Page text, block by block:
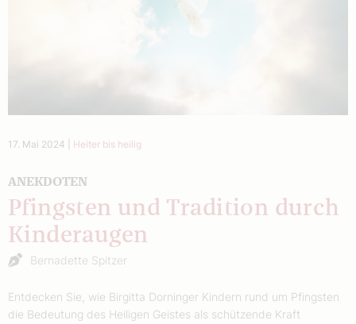
17. Mai 2024 Heiter bis heilig
ANEKDOTEN
Pfingsten und Tradition durch
Kinderaugen
Bernadette Spitzer
Entdecken Sie, wie Birgitta Dorninger Kindern rund um Pfingsten
die Bedeutung des Heiligen Geistes als schützende Kraft